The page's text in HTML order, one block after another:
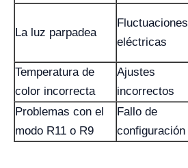
La luz parpadea
Fluctuaciones
eléctricas
Temperatura de
color incorrecta
Ajustes
incorrectos
Problemas con el
modo R11 o R9
Fallo de
configuración